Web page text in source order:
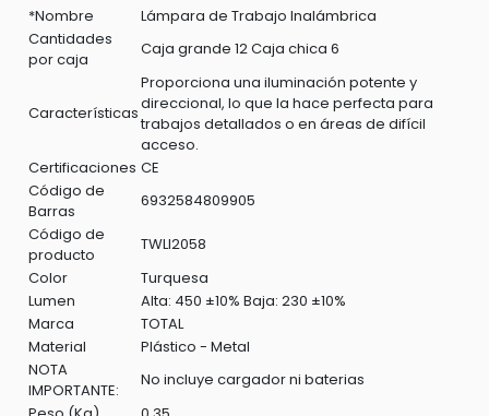
*Nombre
Lámpara de Trabajo Inalámbrica
Cantidades
por caja
Caja grande 12 Caja chica 6
Características
Proporciona una iluminación potente y
direccional, lo que la hace perfecta para
trabajos detallados o en áreas de difícil
acceso.
Certificaciones CE
Código de
Barras
6932584809905
Código de
producto
TWLI2058
Color
Turquesa
Lumen
Alta: 450 ±10% Baja: 230 ±10%
Marca
TOTAL
Material
Plástico - Metal
NOTA
IMPORTANTE:
No incluye cargador ni baterias